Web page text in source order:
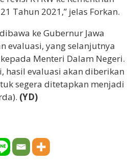
Tahun 2021,” jelas Forkan.
ke Gubernur Jawa
evaluasi, yang selanjutnya
Menteri Dalam Negeri.
hasil evaluasi akan diberikan
segera ditetapkan menjadi
(YD)